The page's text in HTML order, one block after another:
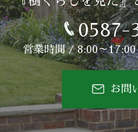
0587-
営業時間 / 8:00～17:00
お問